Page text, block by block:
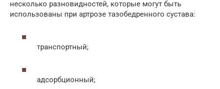
несколько разновидностей, которые могут быть
использованы при артрозе тазобедренного сустава:
транспортный;
адсорбционный;